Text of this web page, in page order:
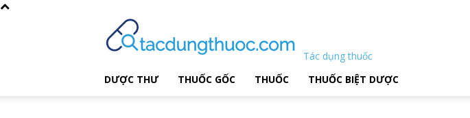
Tác dụng thuốc
DƯỢC THƯ
THUỐC GỐC THUỐC THUỐC BIỆT DƯỢC